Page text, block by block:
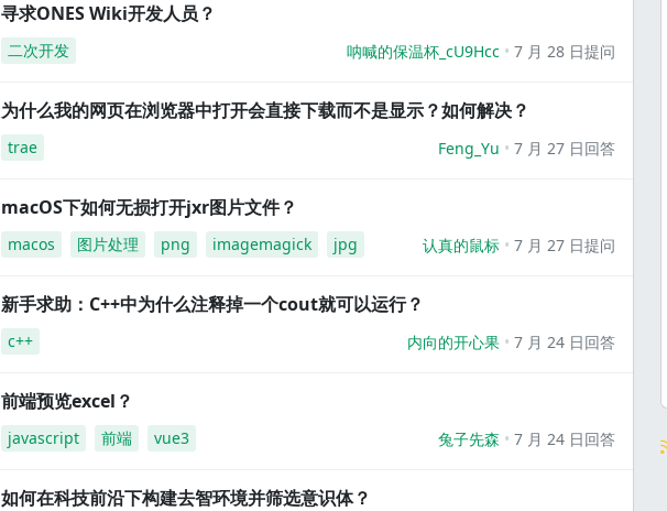
寻求ONES Wiki开发人员？
二次开发 呐喊的保温杯_cU9Hcc 7 月 28 日提问
为什么我的网页在浏览器中打开会直接下载而不是显示？如何解决？
trae Feng_Yu 7 月 27 日回答
macOS下如何无损打开jxr图片文件？
macos 图片处理 png imagemagick jpg 认真的鼠标 7 月 27 日提问
新手求助：C++中为什么注释掉一个cout就可以运行？
c++ 内向的开心果 7 月 24 日回答
前端预览excel？
javascript 前端 vue3 兔子先森 7 月 24 日回答
如何在科技前沿下构建去智环境并筛选意识体？